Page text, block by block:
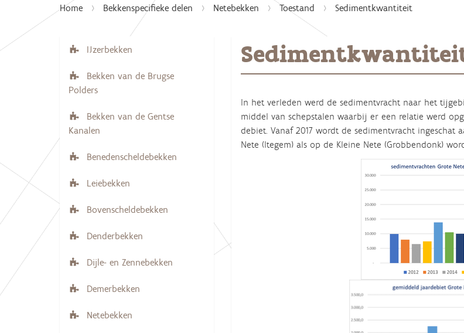
U
Home Bekkenspecifieke delen Netebekken Toestand Sedimentkwantiteit
In het verleden werd de sedimentvracht naar het
middel van schepstalen waarbij er een relatie werd
debiet. Vanaf 2017 wordt de sedimentvracht
Nete (Itegem) als op de Kleine Nete (Grobbendonk)
N
a
v
g
t
IJzerbekken
Bekken van de Brugse
Polders
Bekken van de Gentse
Kanalen
Benedenscheldebekken
Leiebekken
Bovenscheldebekken
Denderbekken
Dijle- en Zennebekken
Demerbekken
Netebekken